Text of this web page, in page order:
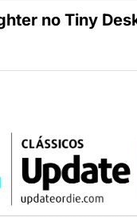
no Tiny